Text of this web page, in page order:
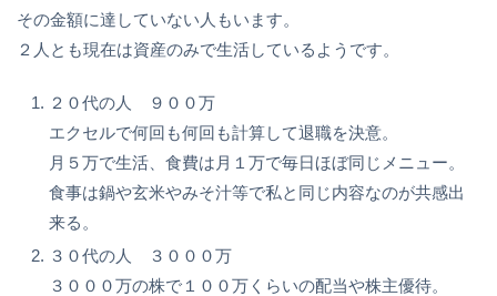
その金額に達していない人もいます。
２人とも現在は資産のみで生活しているようです。
２０代の人 ９００万
エクセルで何回も何回も計算して退職を決意。
月５万で生活、食費は月１万で毎日ほぼ同じメニュー。
食事は鍋や玄米やみそ汁等で私と同じ内容なのが共感出
来る。
３０代の人 ３０００万
３０００万の株で１００万くらいの配当や株主優待。